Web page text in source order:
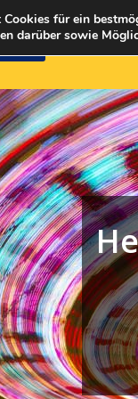
für ein
darüber sowie